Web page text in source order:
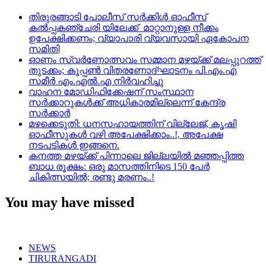
തിരുരങ്ങാടി പോലീസ് സർക്കിൾ ഓഫീസ്
കൽപ്പകഞ്ചേരി യിലേക്ക് മാറ്റാനുള്ള നീക്കം
ഉപേക്ഷിക്കണം; വ്യാപാരി വ്യവസായി ഏകോപന
സമിതി
ഓണം സ്വർണോത്സവം സമ്മാന മഴയ്ക്ക് മലപ്പുറത്ത്
തുടക്കം; കൂപ്പൺ വിതരണോദ്ഘാടനം പി.എം.എ
സമീർ എം.എൽ.എ നിർവഹിച്ചു
വാഹന മോഡിഫിക്കേഷന് സംസ്ഥാന
സർക്കാറുകൾക്ക് അധികാരമില്ലെന്ന് കേന്ദ്ര
സർക്കാർ
മഴക്കെടുതി: ധനസഹായത്തിന് വില്ലേജ്, കൃഷി
ഓഫീസുകൾ വഴി അപേക്ഷിക്കാം..!, അപേക്ഷ
നടപടികൾ ഇങ്ങനെ.
കനത്ത മഴയ്‌ക്ക് പിന്നാലെ ജില്ലയിൽ മഞ്ഞപ്പിത്ത
ബാധ രൂക്ഷം: ഒരു മാസത്തിനിടെ 150 പേർ
ചികിത്സയിൽ; രണ്ടു മരണം..!
You may have missed
NEWS
TIRURANGADI